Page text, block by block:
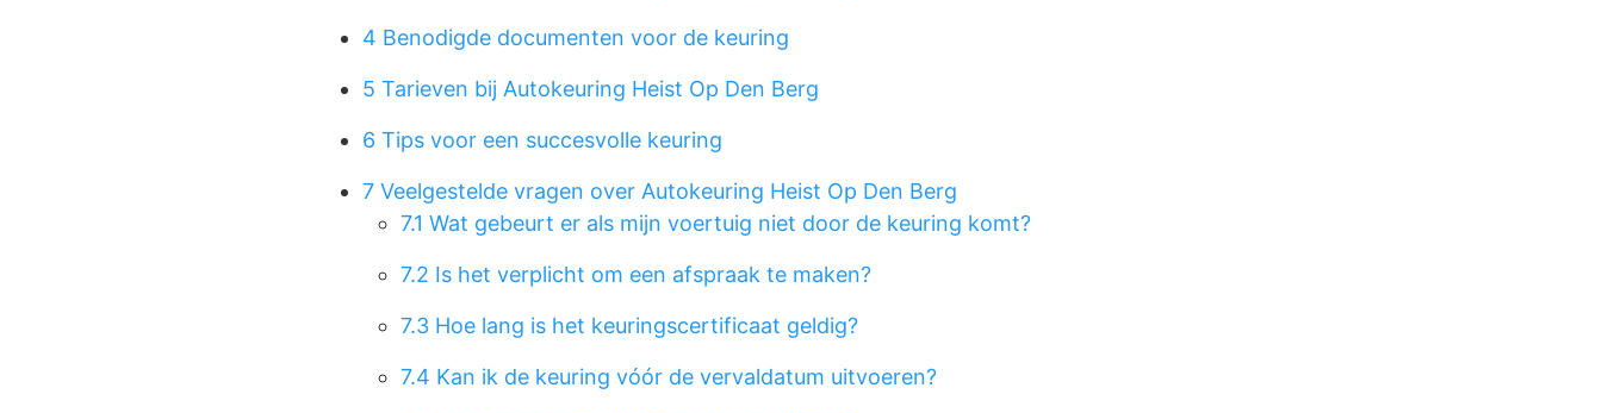
4 Benodigde documenten voor de keuring
5 Tarieven bij Autokeuring Heist Op Den Berg
6 Tips voor een succesvolle keuring
7 Veelgestelde vragen over Autokeuring Heist Op Den Berg
7.1 Wat gebeurt er als mijn voertuig niet door de keuring komt?
7.2 Is het verplicht om een afspraak te maken?
7.3 Hoe lang is het keuringscertificaat geldig?
7.4 Kan ik de keuring vóór de vervaldatum uitvoeren?